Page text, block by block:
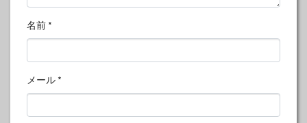
名前 *
メール *